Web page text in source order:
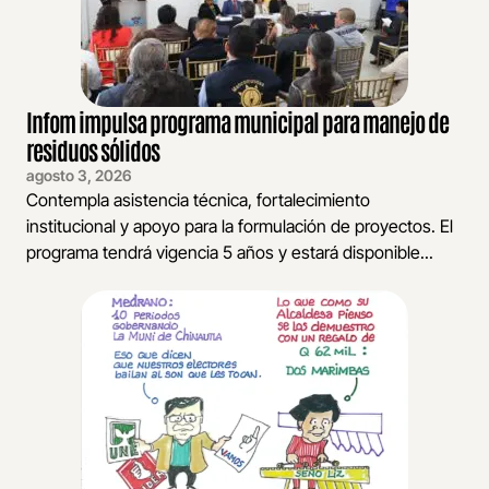
Infom impulsa programa municipal para manejo de
residuos sólidos
agosto 3, 2026
Contempla asistencia técnica, fortalecimiento
institucional y apoyo para la formulación de proyectos. El
programa tendrá vigencia 5 años y estará disponible...